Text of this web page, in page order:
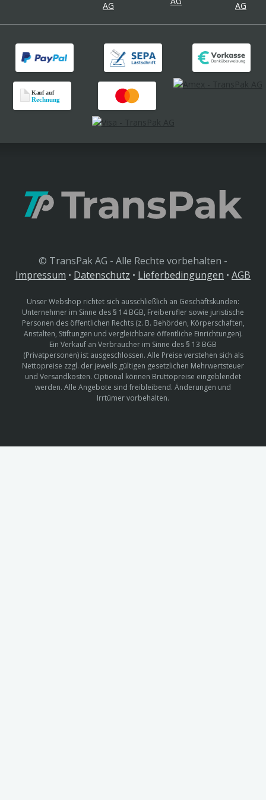
© TransPak AG - Alle Rechte vorbehalten -
Impressum • Datenschutz • Lieferbedingungen • AGB
Unser Webshop richtet sich ausschließlich an Geschäftskunden:
Unternehmer im Sinne des § 14 BGB, Freiberufler sowie juristische
Personen des öffentlichen Rechts (z. B. Behörden, Körperschaften,
Anstalten, Stiftungen und vergleichbare öffentliche Einrichtungen).
Ein Verkauf an Verbraucher im Sinne des § 13 BGB
(Privatpersonen) ist ausgeschlossen. Alle Preise verstehen sich als
Nettopreise zzgl. der jeweils gültigen gesetzlichen Mehrwertsteuer
und Versandkosten. Optional können Bruttopreise eingeblendet
werden. Alle Angebote sind freibleibend. Änderungen und
Irrtümer vorbehalten.